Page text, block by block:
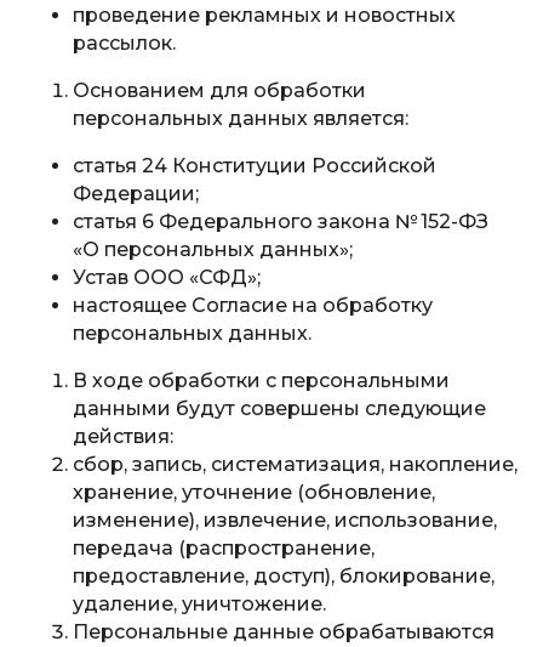
проведение рекламных и новостных
рассылок.
Основанием для обработки
персональных данных является:
статья 24 Конституции Российской
Федерации;
статья 6 Федерального закона № 152-ФЗ
«О персональных данных»;
Устав ООО «СФД»;
настоящее Согласие на обработку
персональных данных.
В ходе обработки с персональными
данными будут совершены следующие
действия:
сбор, запись, систематизация, накопление,
хранение, уточнение (обновление,
изменение), извлечение, использование,
передача (распространение,
предоставление, доступ), блокирование,
удаление, уничтожение.
Персональные данные обрабатываются